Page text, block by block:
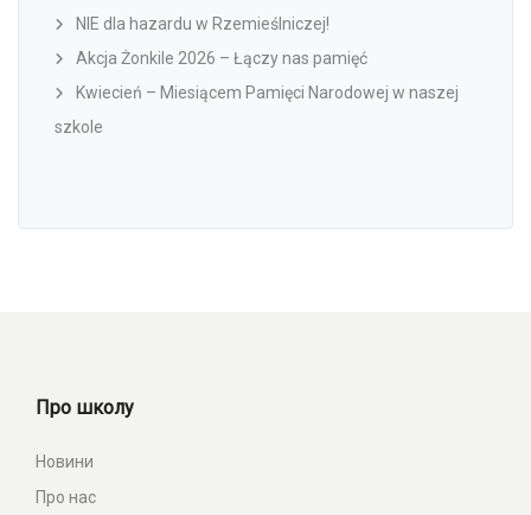
NIE dla hazardu w Rzemieślniczej!
Akcja Żonkile 2026 – Łączy nas pamięć
Kwiecień – Miesiącem Pamięci Narodowej w naszej
szkole
Про школу
Новини
Про нас